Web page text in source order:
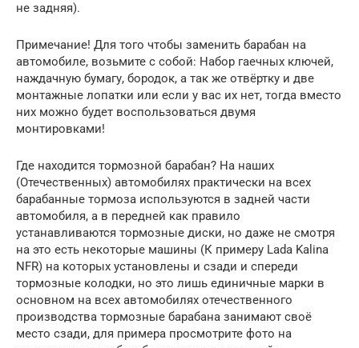
не задняя).
Примечание! Для того чтобы заменить барабан на
автомобиле, возьмите с собой: Набор гаечных ключей,
наждачную бумагу, бородок, а так же отвёртку и две
монтажные лопатки или если у вас их нет, тогда вместо
них можно будет воспользоваться двумя
монтировками!
Где находится тормозной барабан? На наших
(Отечественных) автомобилях практически на всех
барабанные тормоза используются в задней части
автомобиля, а в передней как правило
устанавливаются тормозные диски, но даже не смотря
на это есть некоторые машины (К примеру Lada Kalina
NFR) на которых установлены и сзади и спереди
тормозные колодки, но это лишь единичные марки в
основном на всех автомобилях отечественного
производства тормозные барабана занимают своё
место сзади, для примера просмотрите фото на